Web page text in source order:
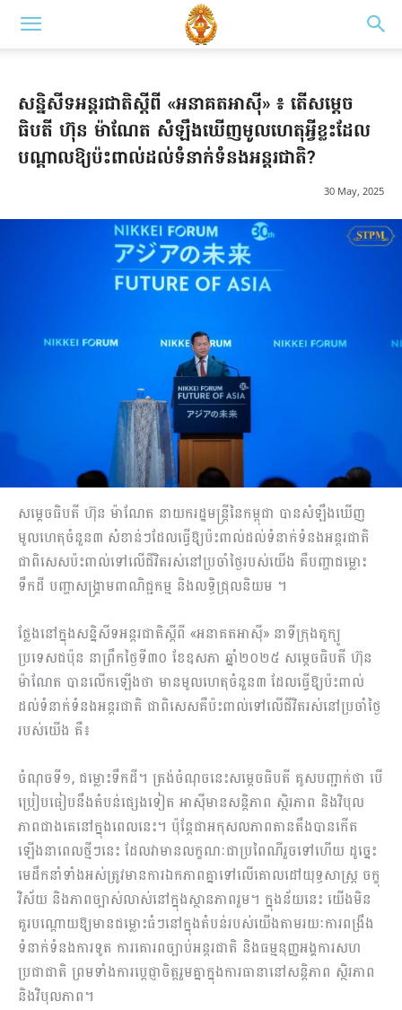
សន្និសីទអន្ដរជាតិស្ដីពី «អនាគតអាស៊ី» ៖ តើសម្ដេច
ធិបតី ហ៊ុន ម៉ាណែត សំឡឹងឃើញមូលហេតុអ្វីខ្លះដែល
បណ្ដាលឱ្យប៉ះពាល់ដល់ទំនាក់ទំនងអន្ដរជាតិ?
30 May, 2025
សម្ដេចធិបតី ហ៊ុន ម៉ាណែត នាយករដ្ឋមន្រ្ដីនៃកម្ពុជា បានសំឡឹងឃើញ
មូលហេតុចំនួន៣ សំខាន់ៗដែលធ្វើឱ្យប៉ះពាល់ដល់ទំនាក់ទំនងអន្ដរជាតិ
ជាពិសេសប៉ះពាល់ទៅលើជីវិតរស់នៅប្រចាំថ្ងៃរបស់យើង គឺបញ្ហាជម្លោះ
ទឹកដី បញ្ហាសង្រ្គាមពាណិជ្ជកម្ម និងលទ្ធិជ្រុលនិយម ។
ថ្លែងនៅក្នុងសន្និសីទអន្ដរជាតិស្ដីពី «អនាគតអាស៊ី» នាទីក្រុងតូក្យូ
ប្រទេសជប៉ុន នាព្រឹកថ្ងៃទី៣០ ខែឧសភា ឆ្នាំ២០២៥ សម្ដេចធិបតី ហ៊ុន
ម៉ាណែត បានលើកឡើងថា មានមូលហេតុចំនួន៣ ដែលធ្វើឱ្យប៉ះពាល់
ដល់ទំនាក់ទំនងអន្ដរជាតិ ជាពិសេសគឺប៉ះពាល់ទៅលើជីវិតរស់នៅប្រចាំថ្ងៃ
របស់យើង គឺ៖
ចំណុចទី១, ជម្លោះទឹកដី។ ត្រង់ចំណុចនេះសម្ដេចធិបតី គូសបញ្ជាក់ថា បើ
ប្រៀបធៀបនឹងតំបន់ផ្សេងទៀត អាស៊ីមានសន្ដិភាព ស្ថិរភាព និងវិបុល
ភាពជាងគេនៅក្នុងពេលនេះ។ ប៉ុន្ដែជាអកុសលភាពតានតឹងបានកើត
ឡើងនាពេលថ្មីៗនេះ ដែលវាមានលក្ខណៈជាប្រពៃណីរួចទៅហើយ ដូច្នេះ
មេដឹកនាំទាំងអស់ត្រូវមានការឯកភាពគ្នាទៅលើគោលដៅយុទ្ធសាស្រ្ដ ចក្ខុ
វិស័យ និងភាពច្បាស់លាស់នៅក្នុងស្ថានភាពរួម។ ក្នុងន័យនេះ យើងមិន
គួរបណ្ដោយឱ្យមានជម្លោះធំៗនៅក្នុងតំបន់របស់យើងតាមរយៈការពង្រឹង
ទំនាក់ទំនងការទូត ការគោរពច្បាប់អន្ដរជាតិ និងធម្មនុញ្ញអង្គការសហ
ប្រជាជាតិ ព្រមទាំងការបេ្ដជ្ញាចិត្ដរួមគ្នាក្នុងការធានានៅសន្ដិភាព ស្ថិរភាព
និងវិបុលភាព។